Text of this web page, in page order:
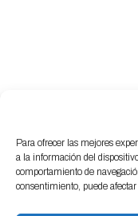
Para ofrecer las mejores
a la información del
comportamiento de
consentimiento, puede